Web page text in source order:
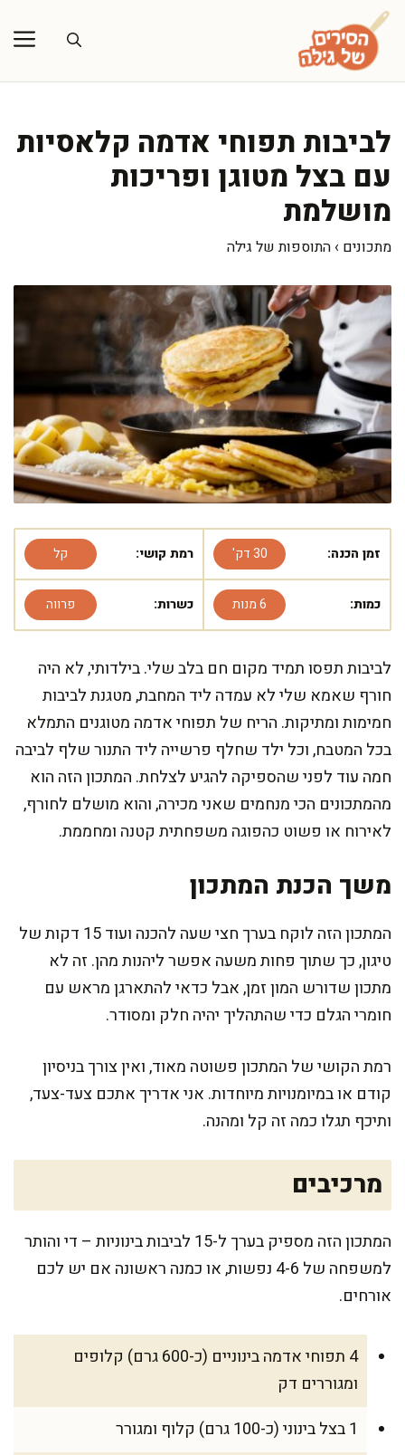
לדלג
לתוכן
לביבות תפוחי אדמה קלאסיות
עם בצל מטוגן ופריכות
מושלמת
מתכונים › התוספות של גילה
זמן הכנה: 30 דק' רמת קושי: קל
כמות: 6 מנות כשרות: פרווה
לביבות תפסו תמיד מקום חם בלב שלי. בילדותי, לא היה
חורף שאמא שלי לא עמדה ליד המחבת, מטגנת לביבות
חמימות ומתיקות. הריח של תפוחי אדמה מטוגנים התמלא
בכל המטבח, וכל ילד שחלף פרשייה ליד התנור שלף לביבה
חמה עוד לפני שהספיקה להגיע לצלחת. המתכון הזה הוא
מהמתכונים הכי מנחמים שאני מכירה, והוא מושלם לחורף,
לאירוח או פשוט כהפוגה משפחתית קטנה ומחממת.
משך הכנת המתכון
המתכון הזה לוקח בערך חצי שעה להכנה ועוד 15 דקות של
טיגון, כך שתוך פחות משעה אפשר ליהנות מהן. זה לא
מתכון שדורש המון זמן, אבל כדאי להתארגן מראש עם
חומרי הגלם כדי שהתהליך יהיה חלק ומסודר.
רמת הקושי של המתכון פשוטה מאוד, ואין צורך בניסיון
קודם או במיומנויות מיוחדות. אני אדריך אתכם צעד-צעד,
ותיכף תגלו כמה זה קל ומהנה.
מרכיבים
המתכון הזה מספיק בערך ל-15 לביבות בינוניות – די והותר
למשפחה של 4-6 נפשות, או כמנה ראשונה אם יש לכם
אורחים.
4 תפוחי אדמה בינוניים (כ-600 גרם) קלופים
ומגוררים דק
1 בצל בינוני (כ-100 גרם) קלוף ומגורר